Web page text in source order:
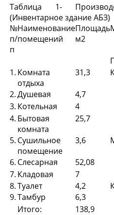
Таблица 1-
(Инвентарное здание АБЗ)
№
п/
п
Наименование
помещений
Площадь
м2
1. Комната
отдыха
31,3
2.Душевая 4,7
3. Котельная 4
4. Бытовая
комната
25,7
5. Сушильное
помещение
3,6
6. Слесарная 52,08
7. Кладовая 7
8.Туалет 4,2
9.Тамбур 6,3
Итого:
138,9